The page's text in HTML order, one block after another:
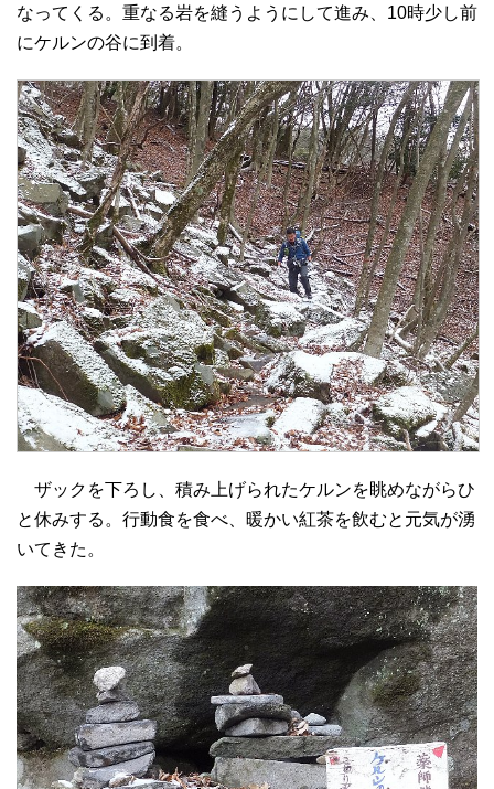
なってくる。重なる岩を縫うようにして進み、10時少し前
にケルンの谷に到着。
ザックを下ろし、積み上げられたケルンを眺めながらひ
と休みする。行動食を食べ、暖かい紅茶を飲むと元気が湧
いてきた。